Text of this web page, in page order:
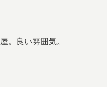
。良い雰囲気。